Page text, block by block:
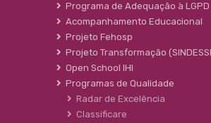
Programa de Adequação à LGPD
Acompanhamento Educacional
Projeto Fehosp
Projeto Transformação
Open School IHI
Programas de Qualidade
Radar de Excelência
Classificare